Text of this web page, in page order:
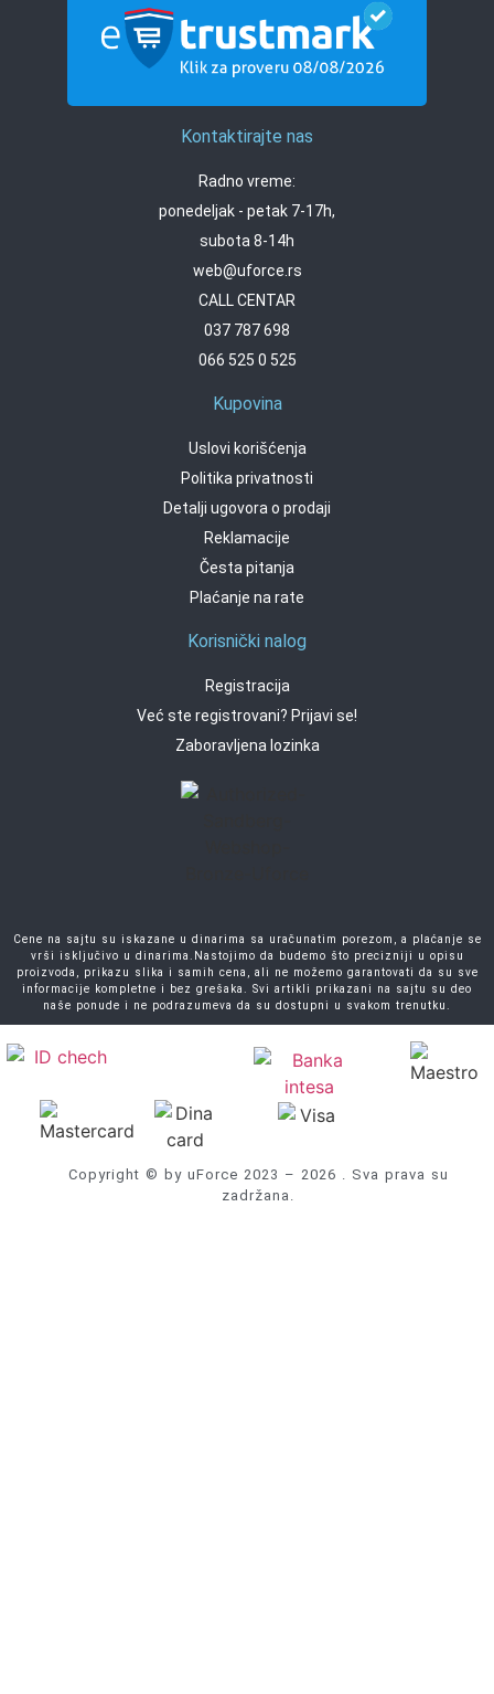
Kontaktirajte nas
Radno vreme:
ponedeljak - petak 7-17h,
subota 8-14h
web@uforce.rs
CALL CENTAR
037 787 698
066 525 0 525
Kupovina
Uslovi korišćenja
Politika privatnosti
Detalji ugovora o prodaji
Reklamacije
Česta pitanja
Plaćanje na rate
Korisnički nalog
Registracija
Već ste registrovani? Prijavi se!
Zaboravljena lozinka
Cene na sajtu su iskazane u dinarima sa uračunatim porezom, a plaćanje se
vrši isključivo u dinarima.Nastojimo da budemo što precizniji u opisu
proizvoda, prikazu slika i samih cena, ali ne možemo garantovati da su sve
informacije kompletne i bez grešaka. Svi artikli prikazani na sajtu su deo
naše ponude i ne podrazumeva da su dostupni u svakom trenutku.
Copyright © by uForce 2023 – 2026 . Sva prava su
zadržana.